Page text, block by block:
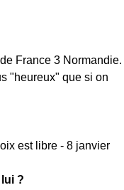
France 3 Normandie.
"heureux" que si on
?